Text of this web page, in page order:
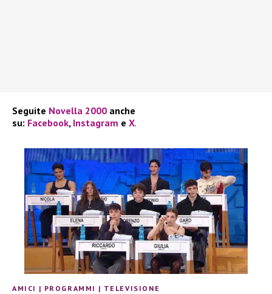
Seguite Novella 2000 anche
su: Facebook, Instagram e X.
AMICI | PROGRAMMI | TELEVISIONE